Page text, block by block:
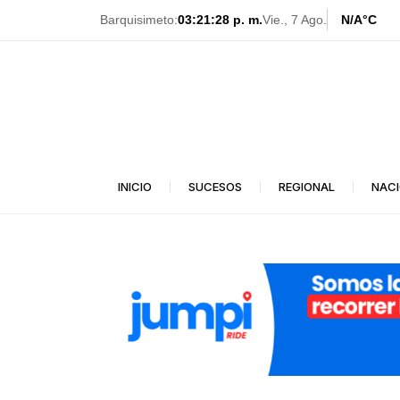
Barquisimeto:03:21:30 p. m.Vie., 7 Ago. N/A°C
INICIO SUCESOS REGIONAL